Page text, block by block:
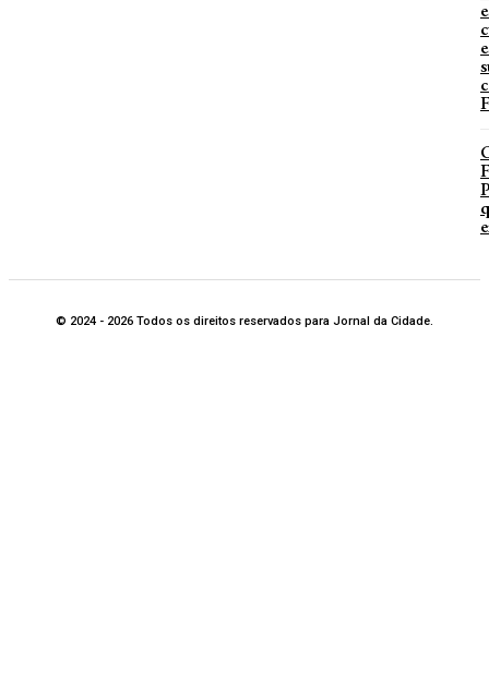
© 2024 - 2026 Todos os direitos reservados para Jornal da Cidade.